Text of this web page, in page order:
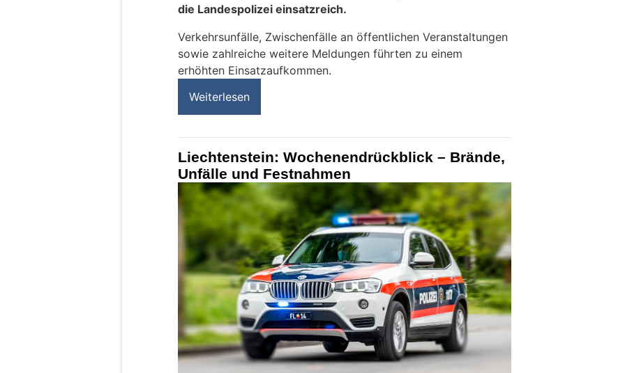
die Landespolizei einsatzreich.
Verkehrsunfälle, Zwischenfälle an öffentlichen Veranstaltungen
sowie zahlreiche weitere Meldungen führten zu einem
erhöhten Einsatzaufkommen.
Weiterlesen
Liechtenstein: Wochenendrückblick – Brände,
Unfälle und Festnahmen